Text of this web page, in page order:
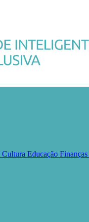
Cultura Educação Finanças